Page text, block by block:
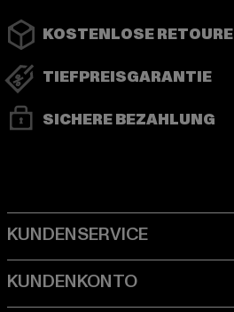
KOSTENLOSE RETOURE
TIEFPREISGARANTIE
SICHERE BEZAHLUNG